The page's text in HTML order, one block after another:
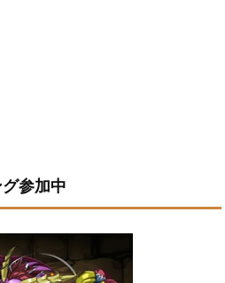
参加中